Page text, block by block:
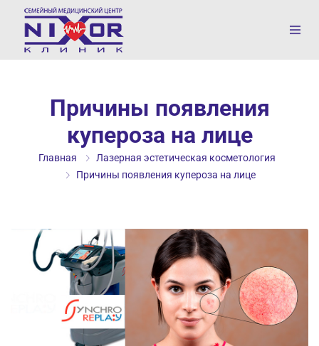
Причины появления
купероза на лице
Главная
Лазерная эстетическая косметология
Причины появления купероза на лице